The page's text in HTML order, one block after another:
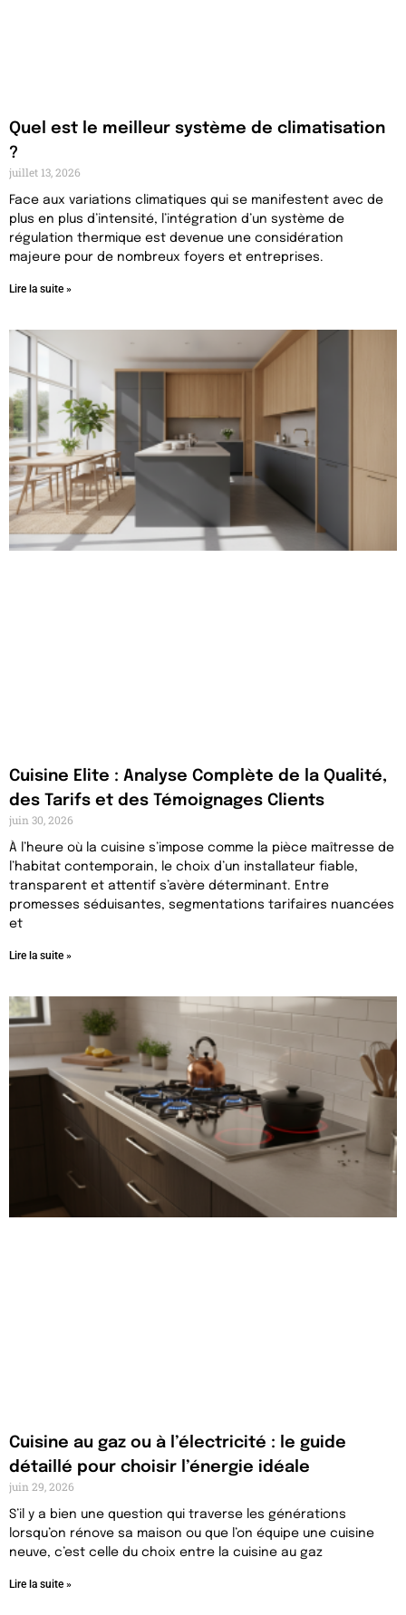
Quel est le meilleur système de climatisation
?
juillet 13, 2026
Face aux variations climatiques qui se manifestent avec de
plus en plus d’intensité, l’intégration d’un système de
régulation thermique est devenue une considération
majeure pour de nombreux foyers et entreprises.
Lire la suite »
Cuisine Elite : Analyse Complète de la Qualité,
des Tarifs et des Témoignages Clients
juin 30, 2026
À l’heure où la cuisine s’impose comme la pièce maîtresse de
l’habitat contemporain, le choix d’un installateur fiable,
transparent et attentif s’avère déterminant. Entre
promesses séduisantes, segmentations tarifaires nuancées
et
Lire la suite »
Cuisine au gaz ou à l’électricité : le guide
détaillé pour choisir l’énergie idéale
juin 29, 2026
S’il y a bien une question qui traverse les générations
lorsqu’on rénove sa maison ou que l’on équipe une cuisine
neuve, c’est celle du choix entre la cuisine au gaz
Lire la suite »